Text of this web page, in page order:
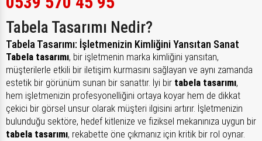
Tabela Tasarımı Nedir?
Tabela Tasarımı: İşletmenizin Kimliğini Yansıtan Sanat
Tabela tasarımı, bir işletmenin marka kimliğini yansıtan,
müşterilerle etkili bir iletişim kurmasını sağlayan ve aynı zamanda
estetik bir görünüm sunan bir sanattır. İyi bir tabela tasarımı,
hem işletmenizin profesyonelliğini ortaya koyar hem de dikkat
çekici bir görsel unsur olarak müşteri ilgisini artırır. İşletmenizin
bulunduğu sektöre, hedef kitlenize ve fiziksel mekanınıza uygun bir
tabela tasarımı, rekabette öne çıkmanız için kritik bir rol oynar.